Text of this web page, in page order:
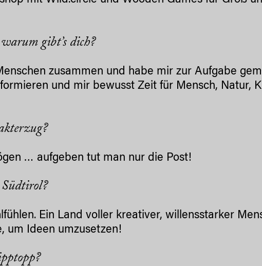
warum gibt’s dich?
zusammen und habe mir zur Aufgabe
und mir bewusst Zeit für Mensch, Natur,
… aufgeben tut man nur die Post!
Südtirol?
Ein Land voller kreativer, willensstarker
um Ideen umzusetzen!